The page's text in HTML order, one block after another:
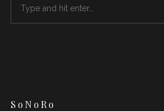
SoNoRo